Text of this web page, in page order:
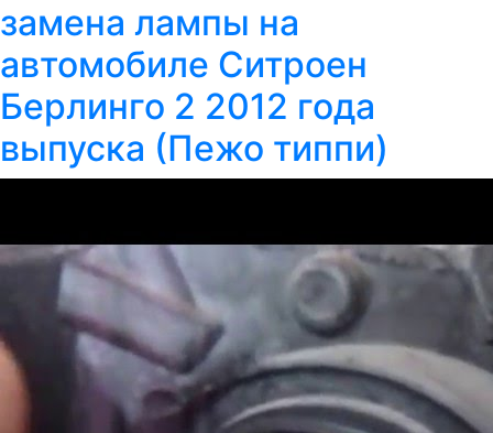
замена лампы на
автомобиле Ситроен
Берлинго 2 2012 года
выпуска (Пежо типпи)